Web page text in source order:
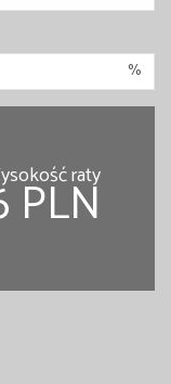
%
raty
PLN